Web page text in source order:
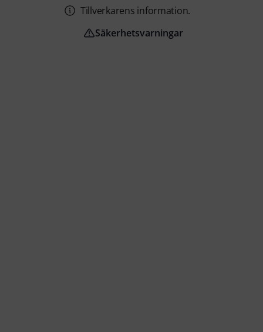
Tillverkarens information.
Säkerhetsvarningar